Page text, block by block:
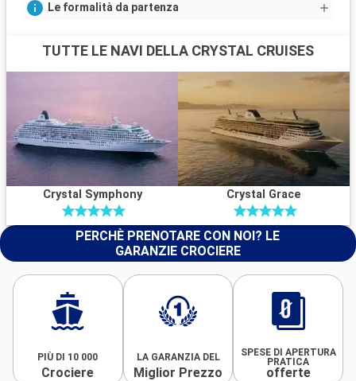
Le formalità da partenza
TUTTE LE NAVI DELLA CRYSTAL CRUISES
Crystal Symphony Crystal Grace
PERCHÈ PRENOTARE CON NOI? LE
GARANZIE CROCIERE
PIÙ DI 10 000
Crociere
LA GARANZIA DEL
Miglior Prezzo
SPESE DI APERTURA
PRATICA
offerte